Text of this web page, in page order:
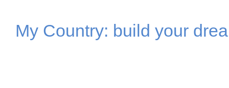
My Country: build your